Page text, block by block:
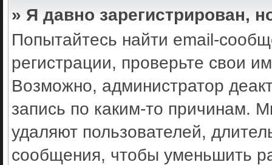
» Я давно зарегистрирован,
Попытайтесь найти email-
регистрации, проверьте свои
Возможно, администратор
запись по каким-то причинам.
удаляют пользователей,
сообщения, чтобы уменьшить